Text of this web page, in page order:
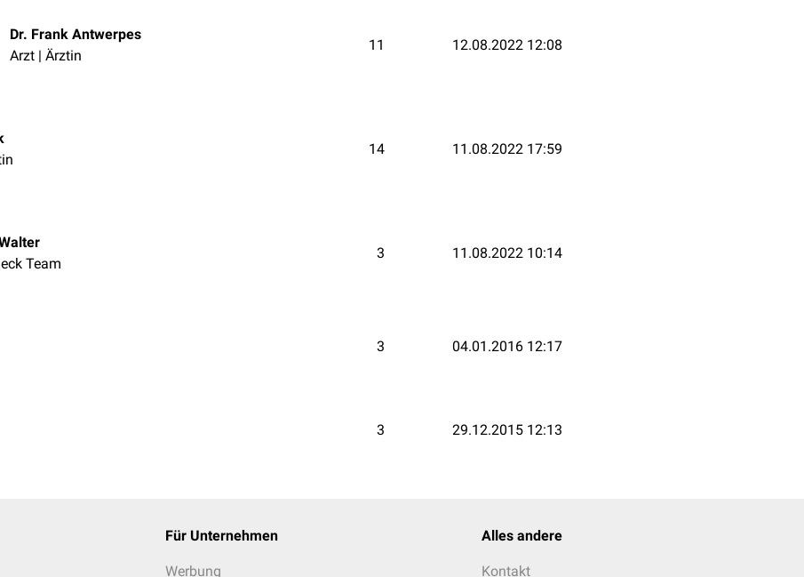
Dr. Frank Antwerpes
Arzt | Ärztin
11 12.08.2022 12:08
14 11.08.2022 17:59
Team
3 11.08.2022 10:14
3 04.01.2016 12:17
3 29.12.2015 12:13
Für Unternehmen
Werbung
Alles andere
Kontakt